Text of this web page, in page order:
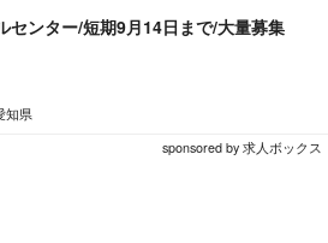
センター/短期9月14日まで/大量募集
知県
sponsored by 求人ボックス